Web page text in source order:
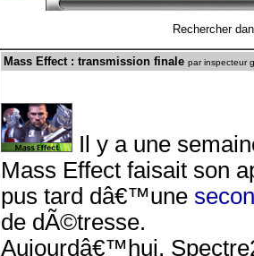
Rechercher
Mass Effect : transmission finale par inspecteur
Il y a une
Mass Effect faisait son
pus tard dâ€™une
de dÃ©tresse.
Aujourdâ€™hui,